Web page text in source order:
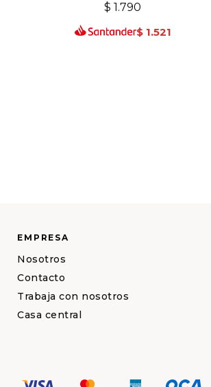
$ 1.790
$ 1.521
EMPRESA
Nosotros
Contacto
Trabaja con nosotros
Casa central